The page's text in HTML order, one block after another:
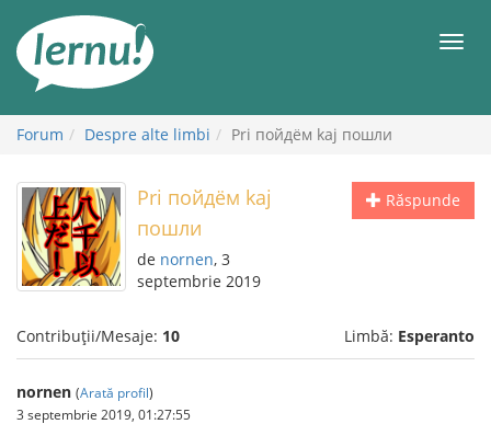
conținut
Forum Despre alte limbi Pri пойдём kaj пошли
Răspunde
Pri пойдём kaj
пошли
de nornen, 3
septembrie 2019
Contribuții/Mesaje: 10 Limbă: Esperanto
nornen (Arată profil)
3 septembrie 2019, 01:27:55